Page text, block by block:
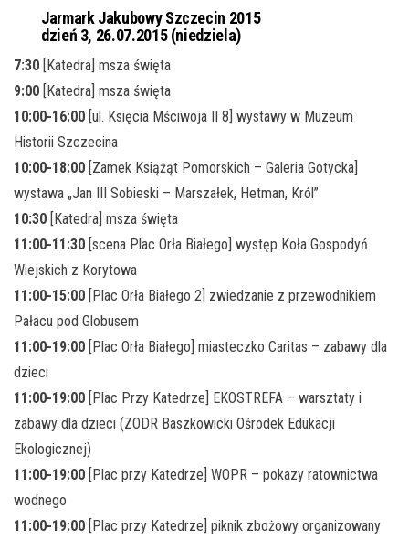
Jarmark Jakubowy Szczecin 2015
dzień 3, 26.07.2015 (niedziela)
7:30 [Katedra] msza święta
9:00 [Katedra] msza święta
10:00-16:00 [ul. Księcia Mściwoja II 8] wystawy w Muzeum
Historii Szczecina
10:00-18:00 [Zamek Książąt Pomorskich – Galeria Gotycka]
wystawa „Jan III Sobieski – Marszałek, Hetman, Król”
10:30 [Katedra] msza święta
11:00-11:30 [scena Plac Orła Białego] występ Koła Gospodyń
Wiejskich z Korytowa
11:00-15:00 [Plac Orła Białego 2] zwiedzanie z przewodnikiem
Pałacu pod Globusem
11:00-19:00 [Plac Orła Białego] miasteczko Caritas – zabawy dla
dzieci
11:00-19:00 [Plac Przy Katedrze] EKOSTREFA – warsztaty i
zabawy dla dzieci (ZODR Baszkowicki Ośrodek Edukacji
Ekologicznej)
11:00-19:00 [Plac przy Katedrze] WOPR – pokazy ratownictwa
wodnego
11:00-19:00 [Plac przy Katedrze] piknik zbożowy organizowany